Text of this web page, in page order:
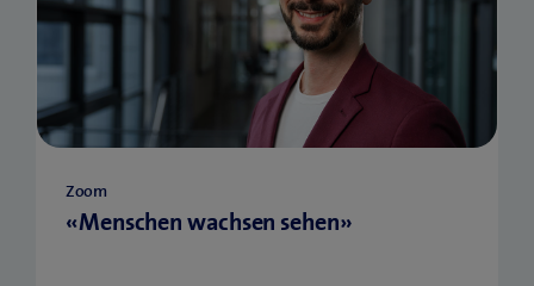
Zoom
«Menschen wachsen sehen»